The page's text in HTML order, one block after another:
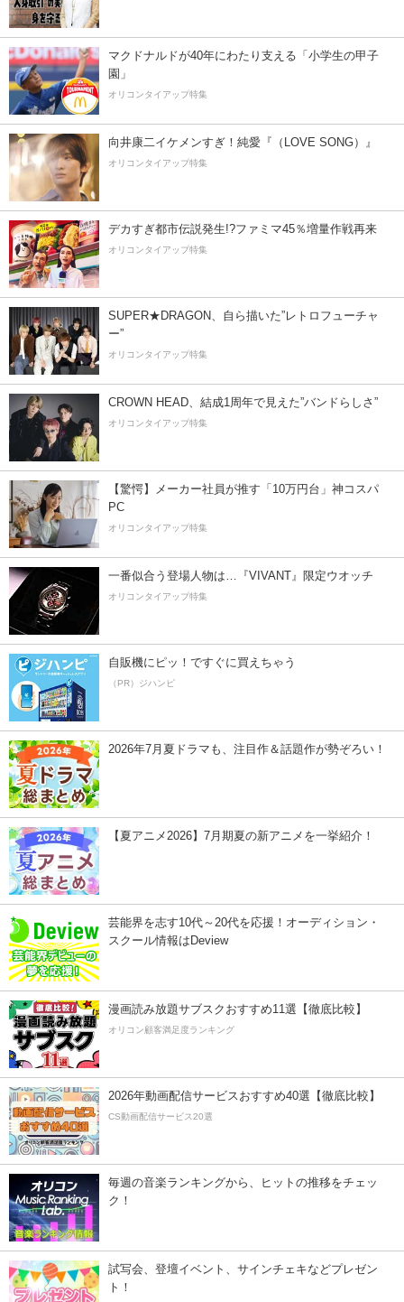
マクドナルドが40年にわたり支える「小学生の甲子
園」
オリコンタイアップ特集
向井康二イケメンすぎ！純愛『（LOVE SONG）』
オリコンタイアップ特集
デカすぎ都市伝説発生!?ファミマ45％増量作戦再来
オリコンタイアップ特集
SUPER★DRAGON、自ら描いた”レトロフューチャ
ー”
オリコンタイアップ特集
CROWN HEAD、結成1周年で見えた”バンドらしさ”
オリコンタイアップ特集
【驚愕】メーカー社員が推す「10万円台」神コスパ
PC
オリコンタイアップ特集
一番似合う登場人物は…『VIVANT』限定ウオッチ
オリコンタイアップ特集
自販機にピッ！ですぐに買えちゃう
（PR）ジハンピ
2026年7月夏ドラマも、注目作＆話題作が勢ぞろい！
【夏アニメ2026】7月期夏の新アニメを一挙紹介！
芸能界を志す10代～20代を応援！オーディション・
スクール情報はDeview
漫画読み放題サブスクおすすめ11選【徹底比較】
オリコン顧客満足度ランキング
2026年動画配信サービスおすすめ40選【徹底比較】
CS動画配信サービス20選
毎週の音楽ランキングから、ヒットの推移をチェッ
ク！
試写会、登壇イベント、サインチェキなどプレゼン
ト！